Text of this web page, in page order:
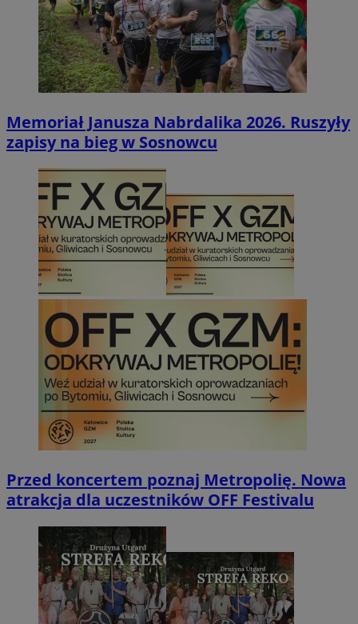
Memoriał Janusza Nabrdalika 2026. Ruszyły
zapisy na bieg w Sosnowcu
Przed koncertem poznaj Metropolię. Nowa
atrakcja dla uczestników OFF Festivalu